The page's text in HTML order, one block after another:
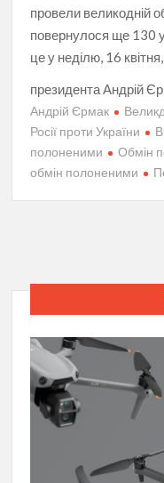
провели великодній
повернулося ще 130
це у неділю, 16
президента Андрій
Андрій Єрмак
Росії проти України
полоненими
Обмін
обмін полоненими